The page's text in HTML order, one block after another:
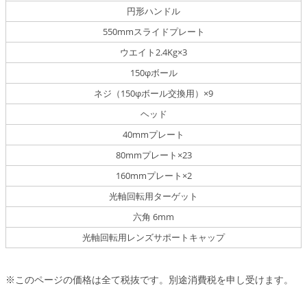
円形ハンドル
550mmスライドプレート
ウエイト2.4Kg×3
150φボール
ネジ（150φボール交換用）×9
ヘッド
40mmプレート
80mmプレート×23
160mmプレート×2
光軸回転用ターゲット
六角 6mm
光軸回転用レンズサポートキャップ
※このページの価格は全て税抜です。別途消費税を申し受けます。